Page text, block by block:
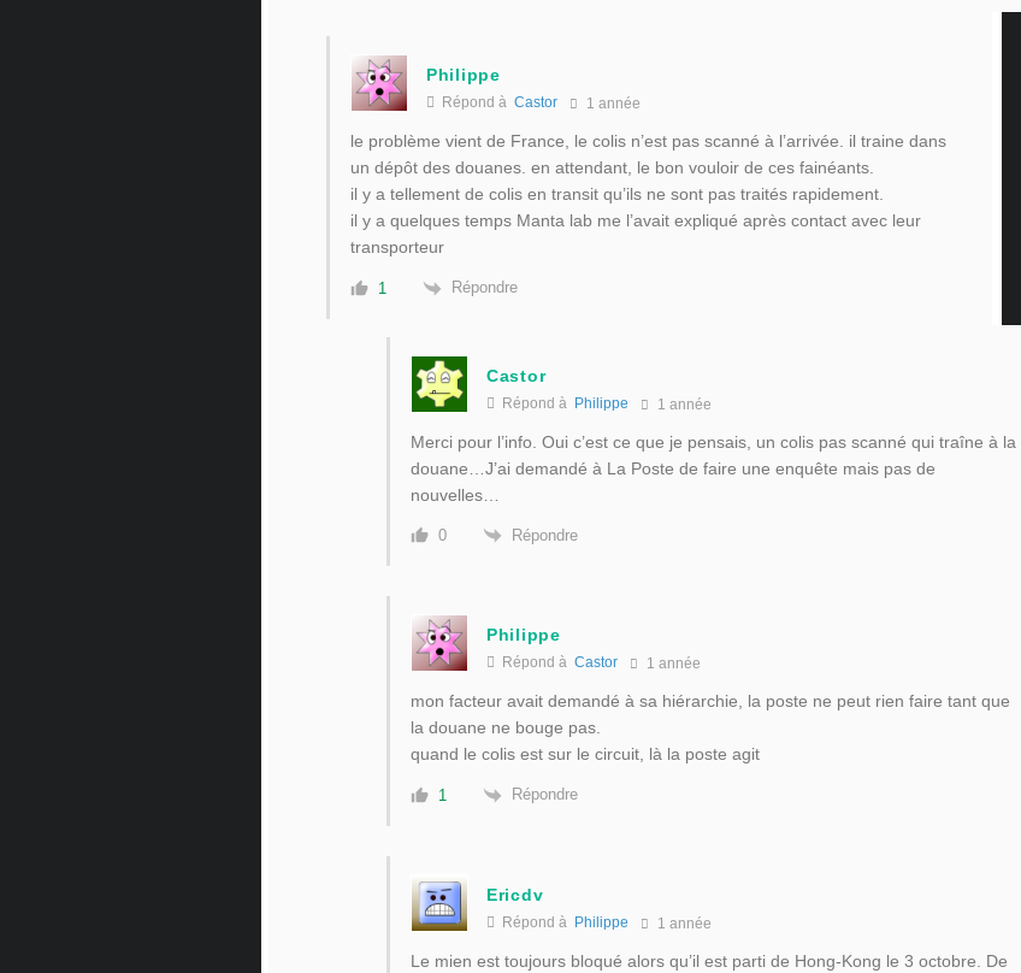
Philippe
Répond à Castor 1 année
le problème vient de France, le colis n’est pas scanné à l’arrivée. il traine dans
un dépôt des douanes. en attendant, le bon vouloir de ces fainéants.
il y a tellement de colis en transit qu’ils ne sont pas traités rapidement.
il y a quelques temps Manta lab me l’avait expliqué après contact avec leur
transporteur
1 Répondre
Castor
Répond à Philippe 1 année
Merci pour l’info. Oui c’est ce que je pensais, un colis pas scanné qui traîne à la
douane…J’ai demandé à La Poste de faire une enquête mais pas de
nouvelles…
0 Répondre
Philippe
Répond à Castor 1 année
mon facteur avait demandé à sa hiérarchie, la poste ne peut rien faire tant que
la douane ne bouge pas.
quand le colis est sur le circuit, là la poste agit
1 Répondre
Ericdv
Répond à Philippe 1 année
Le mien est toujours bloqué alors qu’il est parti de Hong-Kong le 3 octobre. De